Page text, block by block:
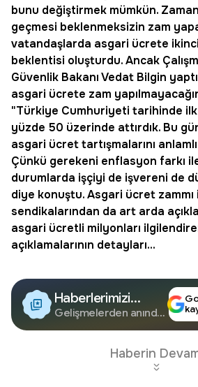
bunu değiştirmek mümkün.
geçmesi beklenmeksizin zam
vatandaşlarda asgari ücrete ikinci
beklentisi oluşturdu. Ancak
Güvenlik Bakanı Vedat Bilgin
asgari ücrete zam
"Türkiye Cumhuriyeti tarihinde
yüzde 50 üzerinde attırdık. Bu
asgari ücrettartışmalarını
Çünkü gerekeni enflasyon farkı
durumlarda işçiyi de işvereni de
diye konuştu. Asgari ücret zammı
sendikalarından da art arda
asgari ücretli milyonları
açıklamalarının detayları...
Haberlerimizi
Google'da Takip
Edin
Gelişmelerden anında
Haberin